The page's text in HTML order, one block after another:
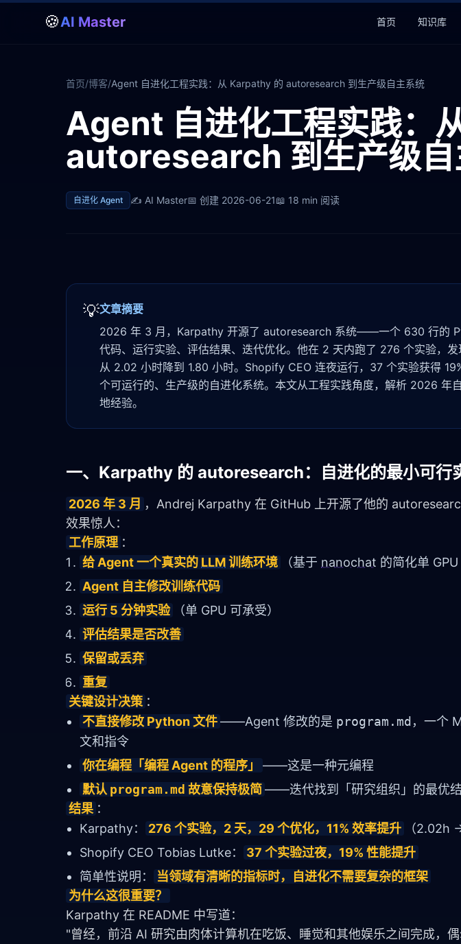
🍪AI Master 首页 知识库
首页/博客/Agent 自进化工程实践：从 Karpathy 的 autoresearch 到生产级自主系统
Agent 自进化工程实践：
autoresearch 到生产级自
自进化 Agent ✍️ AI Master📅 创建 2026-06-21📖 18 min 阅读
💡文章摘要
2026 年 3 月，Karpathy 开源了 autoresearch 系统——一个 630 行的
代码、运行实验、评估结果、迭代优化。他在 2 天内跑了 276 个实验，
从 2.02 小时降到 1.80 小时。Shopify CEO 连夜运行，37 个实验获得
个可运行的、生产级的自进化系统。本文从工程实践角度，解析 2026 年
地经验。
一、Karpathy 的 autoresearch：自进化的最小可行
2026 年 3 月 ，Andrej Karpathy 在 GitHub 上开源了他的
效果惊人：
工作原理 ：
给 Agent 一个真实的 LLM训练环境 （基于 nanochat 的简化单 GPU
Agent 自主修改训练代码
运行 5 分钟实验
（单 GPU 可承受）
评估结果是否改善
保留或丢弃
重复
关键设计决策 ：
不直接修改 Python 文件——Agent 修改的是 program.md ，一个
文和指令
你在编程「编程 Agent 的程序」
——这是一种元编程
默认 program.md 故意保持极简——迭代找到「研究组织」的最优
结果 ：
Karpathy：
276 个实验，2 天，29 个优化，11% 效率提升
（2.02h
Shopify CEO Tobias Lutke：
37 个实验过夜，19% 性能提升
简单性说明：
当领域有清晰的指标时，自进化不需要复杂的框架
为什么这很重要？
Karpathy 在 README 中写道：
"曾经，前沿 AI 研究由肉体计算机在吃饭、睡觉和其他娱乐之间完成，